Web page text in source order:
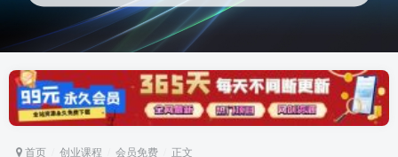
首页 创业课程 会员免费 正文